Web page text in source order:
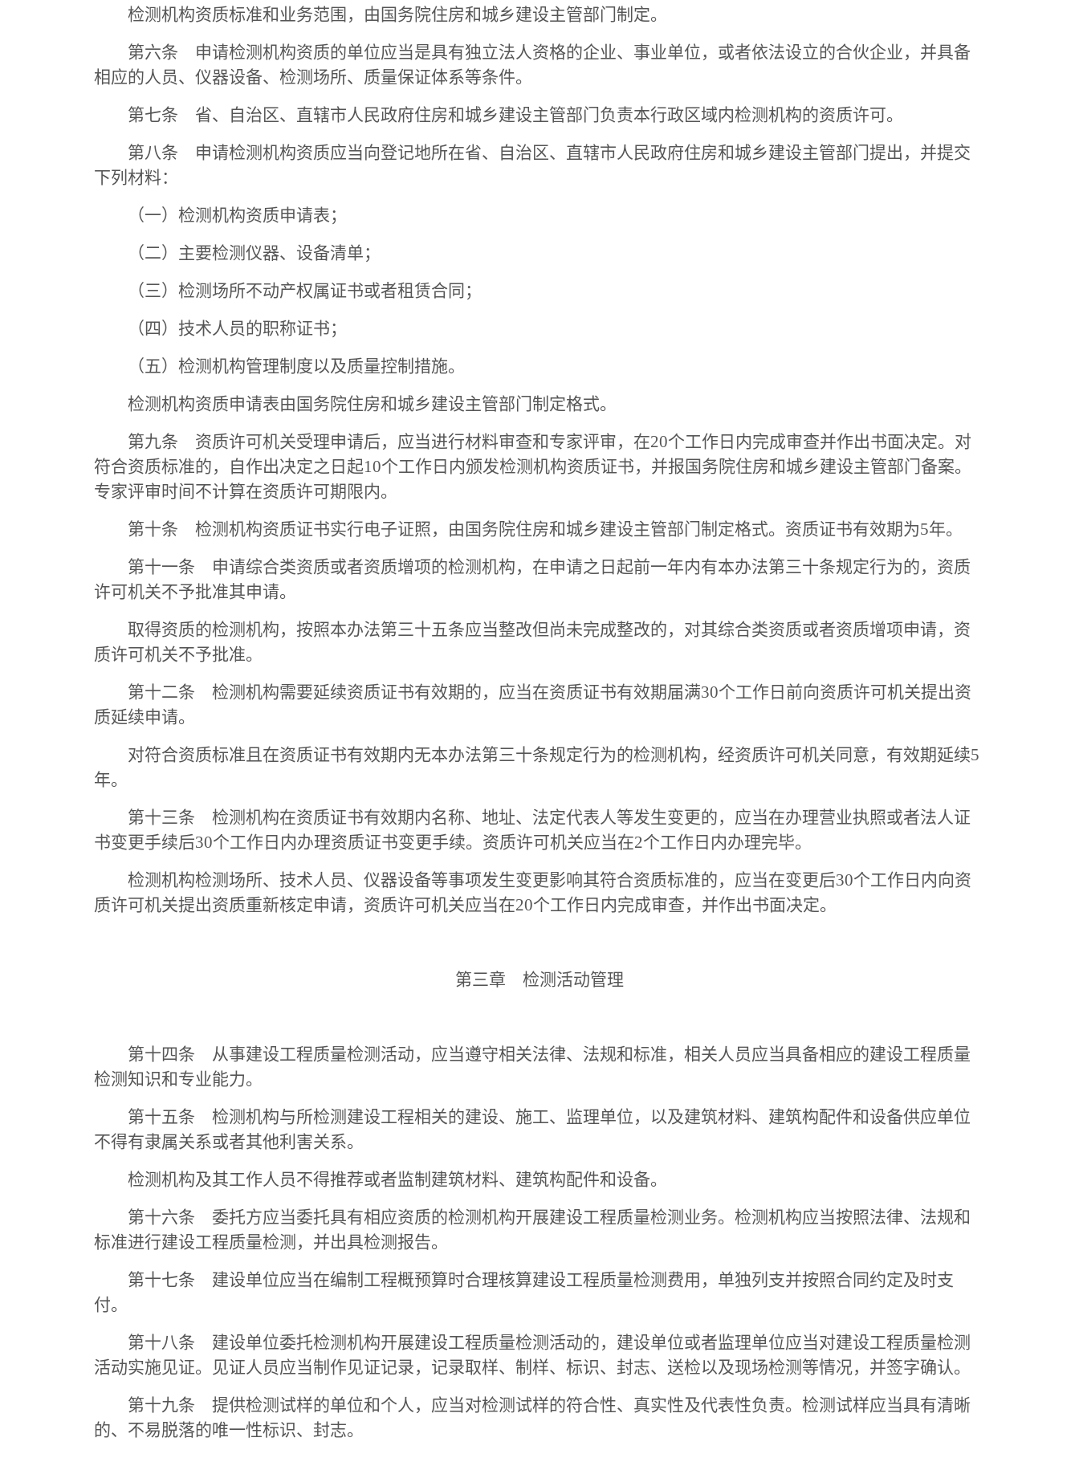
检测机构资质标准和业务范围，由国务院住房和城乡建设主管部门制定。
第六条 申请检测机构资质的单位应当是具有独立法人资格的企业、事业单位，或者依法设立的合伙企业，并具备
相应的人员、仪器设备、检测场所、质量保证体系等条件。
第七条 省、自治区、直辖市人民政府住房和城乡建设主管部门负责本行政区域内检测机构的资质许可。
第八条 申请检测机构资质应当向登记地所在省、自治区、直辖市人民政府住房和城乡建设主管部门提出，并提交
下列材料：
（一）检测机构资质申请表；
（二）主要检测仪器、设备清单；
（三）检测场所不动产权属证书或者租赁合同；
（四）技术人员的职称证书；
（五）检测机构管理制度以及质量控制措施。
检测机构资质申请表由国务院住房和城乡建设主管部门制定格式。
第九条 资质许可机关受理申请后，应当进行材料审查和专家评审，在20个工作日内完成审查并作出书面决定。对
符合资质标准的，自作出决定之日起10个工作日内颁发检测机构资质证书，并报国务院住房和城乡建设主管部门备案。
专家评审时间不计算在资质许可期限内。
第十条 检测机构资质证书实行电子证照，由国务院住房和城乡建设主管部门制定格式。资质证书有效期为5年。
第十一条 申请综合类资质或者资质增项的检测机构，在申请之日起前一年内有本办法第三十条规定行为的，资质
许可机关不予批准其申请。
取得资质的检测机构，按照本办法第三十五条应当整改但尚未完成整改的，对其综合类资质或者资质增项申请，资
质许可机关不予批准。
第十二条 检测机构需要延续资质证书有效期的，应当在资质证书有效期届满30个工作日前向资质许可机关提出资
质延续申请。
对符合资质标准且在资质证书有效期内无本办法第三十条规定行为的检测机构，经资质许可机关同意，有效期延续5
年。
第十三条 检测机构在资质证书有效期内名称、地址、法定代表人等发生变更的，应当在办理营业执照或者法人证
书变更手续后30个工作日内办理资质证书变更手续。资质许可机关应当在2个工作日内办理完毕。
检测机构检测场所、技术人员、仪器设备等事项发生变更影响其符合资质标准的，应当在变更后30个工作日内向资
质许可机关提出资质重新核定申请，资质许可机关应当在20个工作日内完成审查，并作出书面决定。
第三章 检测活动管理
第十四条 从事建设工程质量检测活动，应当遵守相关法律、法规和标准，相关人员应当具备相应的建设工程质量
检测知识和专业能力。
第十五条 检测机构与所检测建设工程相关的建设、施工、监理单位，以及建筑材料、建筑构配件和设备供应单位
不得有隶属关系或者其他利害关系。
检测机构及其工作人员不得推荐或者监制建筑材料、建筑构配件和设备。
第十六条 委托方应当委托具有相应资质的检测机构开展建设工程质量检测业务。检测机构应当按照法律、法规和
标准进行建设工程质量检测，并出具检测报告。
第十七条 建设单位应当在编制工程概预算时合理核算建设工程质量检测费用，单独列支并按照合同约定及时支
付。
第十八条 建设单位委托检测机构开展建设工程质量检测活动的，建设单位或者监理单位应当对建设工程质量检测
活动实施见证。见证人员应当制作见证记录，记录取样、制样、标识、封志、送检以及现场检测等情况，并签字确认。
第十九条 提供检测试样的单位和个人，应当对检测试样的符合性、真实性及代表性负责。检测试样应当具有清晰
的、不易脱落的唯一性标识、封志。